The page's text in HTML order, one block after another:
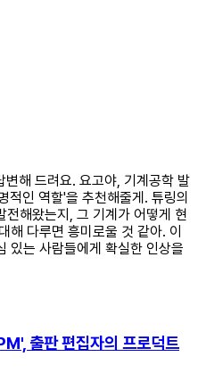
변해 드려요. 요고야, 기계공학 발
적인 역할'을 추천해줄게. 튜링의
해왔는지, 그 기계가 어떻게 현
해 다루면 흥미로울 것 같아. 이
있는 사람들에게 확실한 인상을
출판 편집자의 프로덕트